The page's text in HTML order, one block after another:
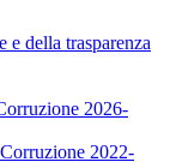
e della trasparenza
2026-
2022-